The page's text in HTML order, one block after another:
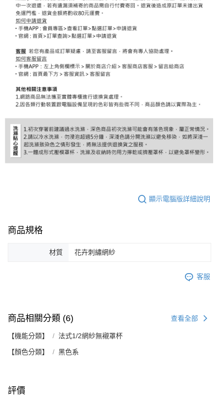
顯示電腦版詳細說明
商品規格
材質 花卉刺繡網紗
客服
商品相關分類 (6) 查看全部
【機能分類】 法式1/2網紗無襯罩杯
【顏色分類】 黑色系
評價